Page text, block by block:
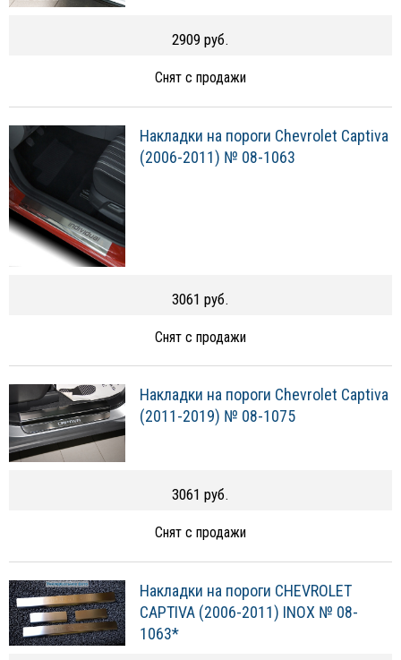
2909 руб.
Снят с продажи
Накладки на пороги Chevrolet Captiva
(2006-2011) № 08-1063
3061 руб.
Снят с продажи
Накладки на пороги Chevrolet Captiva
(2011-2019) № 08-1075
3061 руб.
Снят с продажи
Накладки на пороги CHEVROLET
CAPTIVA (2006-2011) INOX № 08-
1063*